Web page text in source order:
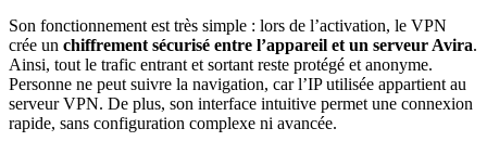
Son fonctionnement est très simple : lors de l’activation, le VPN
crée un chiffrement sécurisé entre l’appareil et un serveur Avira.
Ainsi, tout le trafic entrant et sortant reste protégé et anonyme.
Personne ne peut suivre la navigation, car l’IP utilisée appartient au
serveur VPN. De plus, son interface intuitive permet une connexion
rapide, sans configuration complexe ni avancée.